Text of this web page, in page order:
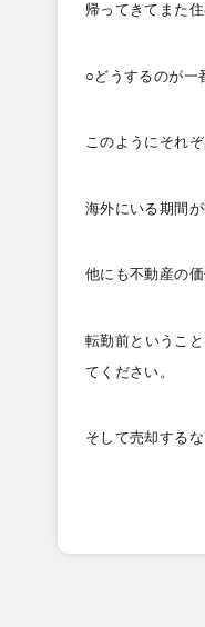
帰ってきてまた
○どうするのが一
このようにそれ
海外にいる期間
他にも不動産の
転勤前というこ
てください。
そして売却する